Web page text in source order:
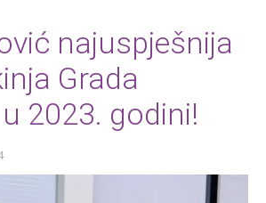
najuspješnija
Grada
2023. godini!